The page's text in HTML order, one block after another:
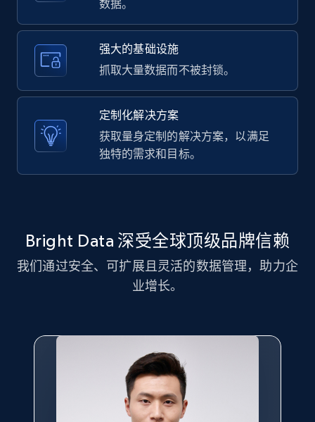
Amazon products search
Asin, URL, Name, Sponsored, Initial price, Final
price, Currency, Sold, and more.
Target
URL, Product id, Title, Product description,
Rating, Reviews count, Initial price, Discount,
1.3K+
Target - Gather data on products using
数据。
强大的基础设施
抓取大量数据而不被封锁。
定制化解决方案
获取量身定制的解决方案，以满足
独特的需求和目标。
Bright Data 深受全球顶级品牌信赖
我们通过安全、可扩展且灵活的数据管理，助力企
业增长。